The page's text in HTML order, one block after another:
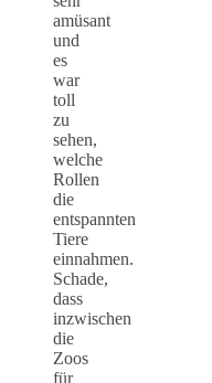
amüsant
und
es
war
toll
zu
sehen,
welche
Rollen
die
entspannten
Tiere
einnahmen.
Schade,
dass
inzwischen
die
Zoos
für